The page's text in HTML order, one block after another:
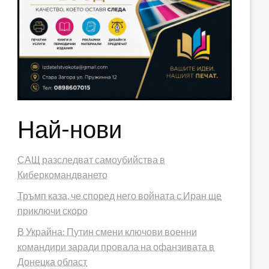
Най-нови
САЩ разследват самоубийства в
Киберкомандването
Тръмп каза, че според него войната с Иран ще
приключи скоро
В Украйна: Путин смени ключови военни
командири заради провала на офанзивата в
Донецка област